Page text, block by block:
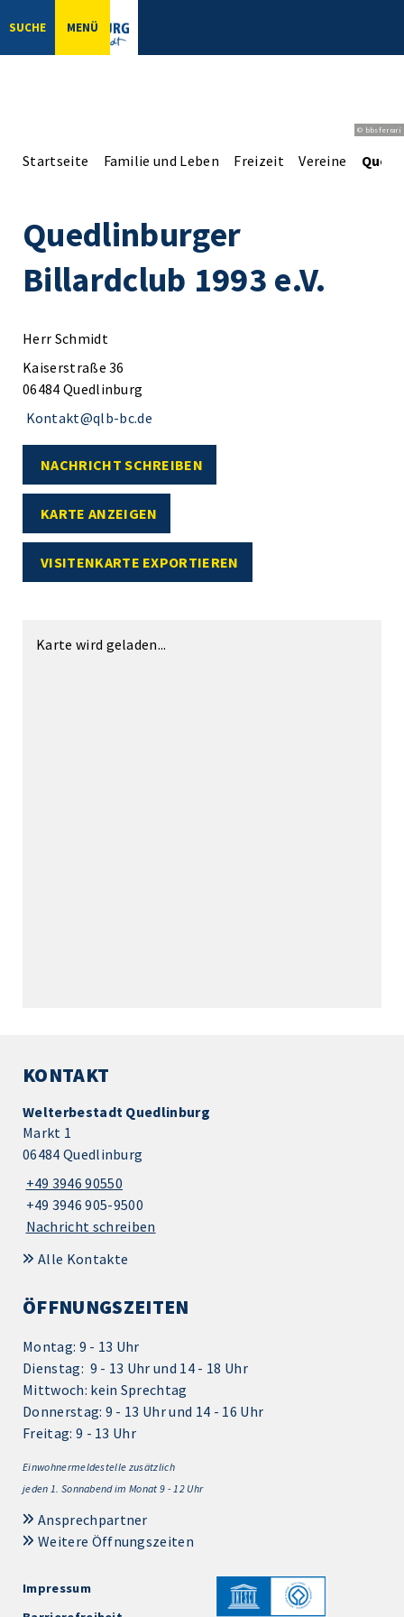
SUCHE MENÜ
© bbsferrari
Startseite Familie und Leben Freizeit Vereine
Quedlinburger
Billardclub 1993 e.V.
Herr Schmidt
Kaiserstraße 36
06484 Quedlinburg
Kontakt@qlb-bc.de
NACHRICHT SCHREIBEN
KARTE ANZEIGEN
VISITENKARTE EXPORTIEREN
Karte wird geladen...
KONTAKT
Welterbestadt Quedlinburg
Markt 1
06484 Quedlinburg
+49 3946 90550
+49 3946 905-9500
Nachricht schreiben
Alle Kontakte
ÖFFNUNGSZEITEN
Montag: 9 - 13 Uhr
Dienstag: 9 - 13 Uhr und 14 - 18 Uhr
Mittwoch: kein Sprechtag
Donnerstag: 9 - 13 Uhr und 14 - 16 Uhr
Freitag: 9 - 13 Uhr
Einwohnermeldestelle zusätzlich
jeden 1. Sonnabend im Monat 9 - 12 Uhr
Ansprechpartner
Weitere Öffnungszeiten
Impressum